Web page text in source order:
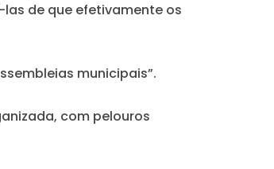
de que efetivamente os
municipais”.
com pelouros